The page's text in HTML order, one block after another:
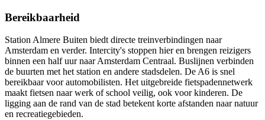
Bereikbaarheid
Station Almere Buiten biedt directe treinverbindingen naar
Amsterdam en verder. Intercity's stoppen hier en brengen reizigers
binnen een half uur naar Amsterdam Centraal. Buslijnen verbinden
de buurten met het station en andere stadsdelen. De A6 is snel
bereikbaar voor automobilisten. Het uitgebreide fietspadennetwerk
maakt fietsen naar werk of school veilig, ook voor kinderen. De
ligging aan de rand van de stad betekent korte afstanden naar natuur
en recreatiegebieden.